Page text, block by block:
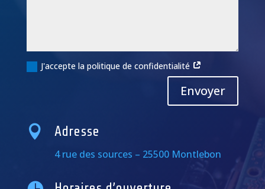
J'accepte la politique de confidentialité
Envoyer
 Adresse
4 rue des sources – 25500 Montlebon